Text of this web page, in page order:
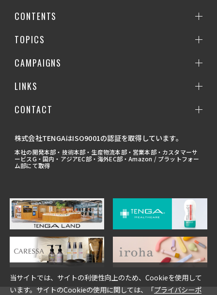
CONTENTS
TOPICS
CAMPAIGNS
LINKS
CONTACT
株式会社TENGAはISO9001の認証を取得しています。
本社の開発本部・技術本部・生産物流本部・営業本部・カスタマーサ
ービスG・国内・アジアEC部・海外EC部・Amazon / プラットフォー
ム部にて取得